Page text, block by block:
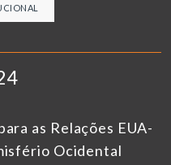
as Relações EUA-
Ocidental